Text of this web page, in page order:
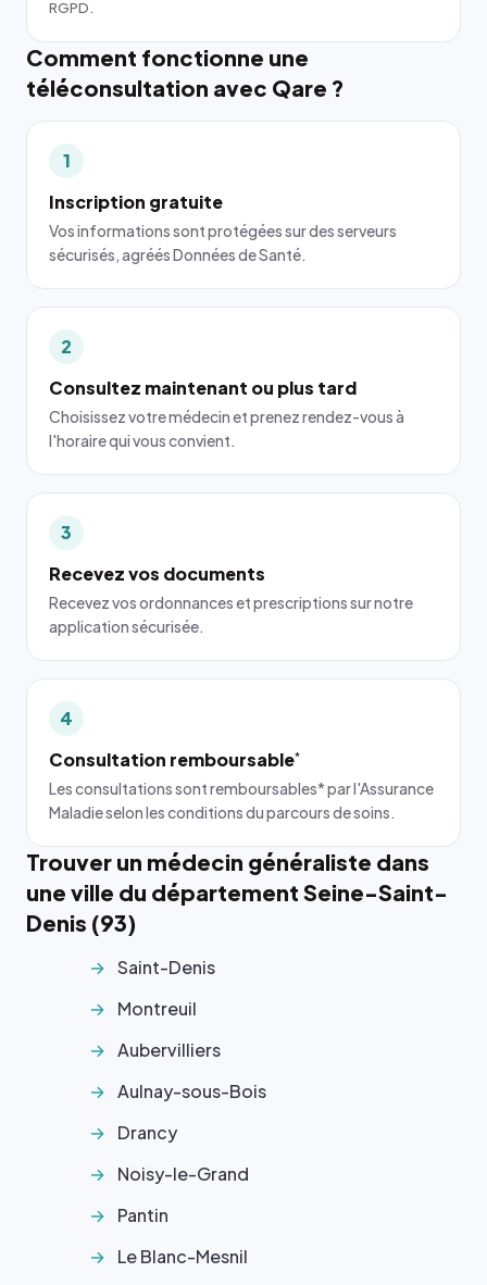
RGPD.
Comment fonctionne une
téléconsultation avec Qare ?
1
Inscription gratuite
Vos informations sont protégées sur des serveurs
sécurisés, agréés Données de Santé.
2
Consultez maintenant ou plus tard
Choisissez votre médecin et prenez rendez-vous à
l'horaire qui vous convient.
3
Recevez vos documents
Recevez vos ordonnances et prescriptions sur notre
application sécurisée.
4
Consultation remboursable*
Les consultations sont remboursables* par l'Assurance
Maladie selon les conditions du parcours de soins.
Trouver un médecin généraliste dans
une ville du département Seine-Saint-
Denis (93)
Saint-Denis
Montreuil
Aubervilliers
Aulnay-sous-Bois
Drancy
Noisy-le-Grand
Pantin
Le Blanc-Mesnil